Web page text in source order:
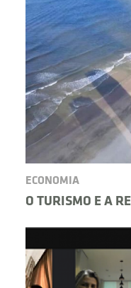
ECONOMIA
O TURISMO E A